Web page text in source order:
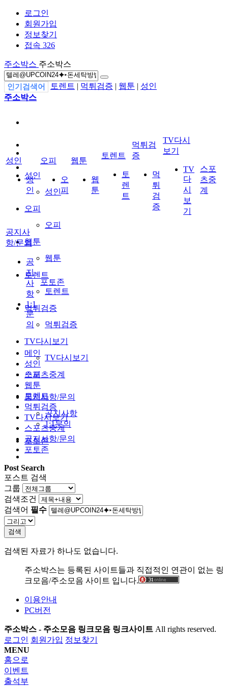
로그인
회원가입
정보찾기
접속 326
주소박스 주소박스
인기검색어 토렌트 | 먹튀검증 | 웹툰 | 성인
주소박스
성인
성인
오피
오피
웹툰
웹툰
토렌트
토렌트
먹튀검증
먹튀검증
TV다시보기
TV다시보기
스포츠중계
공지사항/문의
공지사항
1:1문의
포토존
성인
성
인
오피
오
피
웹툰
웹
툰
토렌트
토
렌
트
먹튀검
증
먹
튀
검
증
TV다시
보기
TV
다
시
보
기
스포
츠중
계
공지사
항/문의
공
지
사
항
1:1
문
의
포토존
메인
성인
오피
웹툰
토렌트
먹튀검증
TV다시보기
스포츠중계
공지사항/문의
포토존
Post Search
포스트 검색
그룹
검색조건
검색어 필수
검색
검색된 자료가 하나도 없습니다.
주소박스는 등록된 사이트들과 직접적인 연관이 없는 링
크모음/주소모음 사이트 입니다.
이용안내
PC버전
주소박스 - 주소모음 링크모음 링크사이트 All rights reserved.
로그인 회원가입 정보찾기
MENU
홈으로
이벤트
출석부